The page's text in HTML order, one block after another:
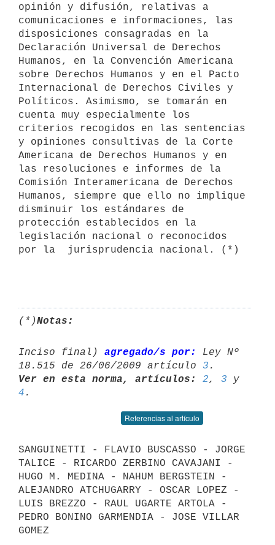
opinión y difusión, relativas a
comunicaciones e informaciones, las
disposiciones consagradas en la
Declaración Universal de Derechos
Humanos, en la Convención Americana
sobre Derechos Humanos y en el Pacto
Internacional de Derechos Civiles y
Políticos. Asimismo, se tomarán en
cuenta muy especialmente los
criterios recogidos en las sentencias
y opiniones consultivas de la Corte
Americana de Derechos Humanos y en
las resoluciones e informes de la
Comisión Interamericana de Derechos
Humanos, siempre que ello no implique
disminuir los estándares de
protección establecidos en la
legislación nacional o reconocidos
por la  jurisprudencia nacional. (*)
(*)Notas:
Inciso final) agregado/s por:
Ley Nº
18.515 de 26/06/2009 artículo 3
Ver en esta norma, artículos:
2, 3
4
Referencias al artículo
SANGUINETTI - FLAVIO BUSCASSO - JORGE
TALICE - RICARDO ZERBINO CAVAJANI -
HUGO M. MEDINA - NAHUM BERGSTEIN -
ALEJANDRO ATCHUGARRY - OSCAR LOPEZ -
LUIS BREZZO - RAUL UGARTE ARTOLA -
PEDRO BONINO GARMENDIA - JOSE VILLAR